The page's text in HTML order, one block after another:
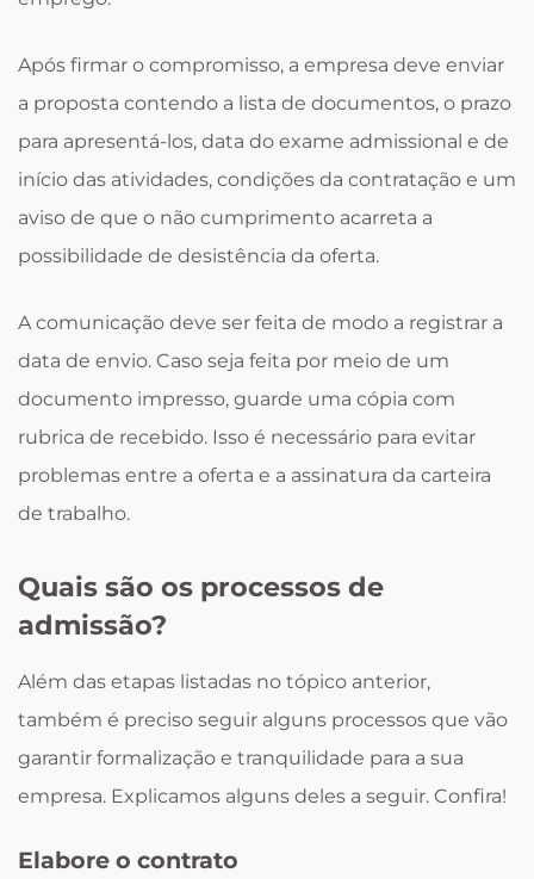
Após firmar o compromisso, a empresa deve enviar
a proposta contendo a lista de documentos, o prazo
para apresentá-los, data do exame admissional e de
início das atividades, condições da contratação e um
aviso de que o não cumprimento acarreta a
possibilidade de desistência da oferta.
A comunicação deve ser feita de modo a registrar a
data de envio. Caso seja feita por meio de um
documento impresso, guarde uma cópia com
rubrica de recebido. Isso é necessário para evitar
problemas entre a oferta e a assinatura da carteira
de trabalho.
Quais são os processos de
admissão?
Além das etapas listadas no tópico anterior,
também é preciso seguir alguns processos que vão
garantir formalização e tranquilidade para a sua
empresa. Explicamos alguns deles a seguir. Confira!
Elabore o contrato